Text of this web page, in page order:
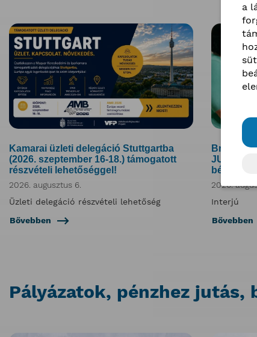
Kamarai üzleti delegáció Stuttgartba
(2026. szeptember 16-18.) támogatott
részvételi lehetőséggel!
2026. augusztus 6.
Üzleti delegáció részvételi lehetőség
Bővebben
Bridge to
JURA
2026.
Interjú
Bővebben
Pályázatok, pénzhez jutás,
a